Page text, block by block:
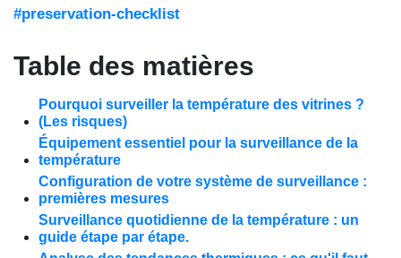
#preservation-checklist
Table des matières
Pourquoi surveiller la température des vitrines ?
(Les risques)
Équipement essentiel pour la surveillance de la
température
Configuration de votre système de surveillance :
premières mesures
Surveillance quotidienne de la température : un
guide étape par étape.